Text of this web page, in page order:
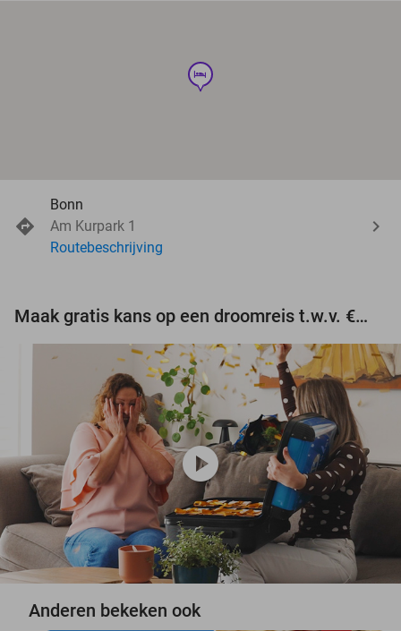
hotel
Bonn
Am Kurpark 1
Routebeschrijving
Maak gratis kans op een droomreis t.w.v. €3.000!
play_circle
Anderen bekeken ook